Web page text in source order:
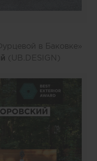
в Баковке»
(UB.DESIGN)